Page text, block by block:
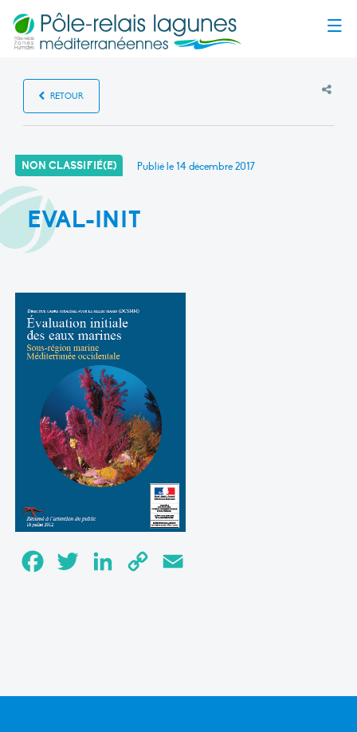
RETOUR
NON CLASSIFIÉ(E) Publié le14 décembre 2017
EVAL-INIT
FacebookTwitter LinkedInCopy